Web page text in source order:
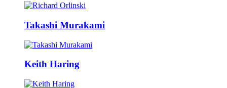
Takashi Murakami
Keith Haring